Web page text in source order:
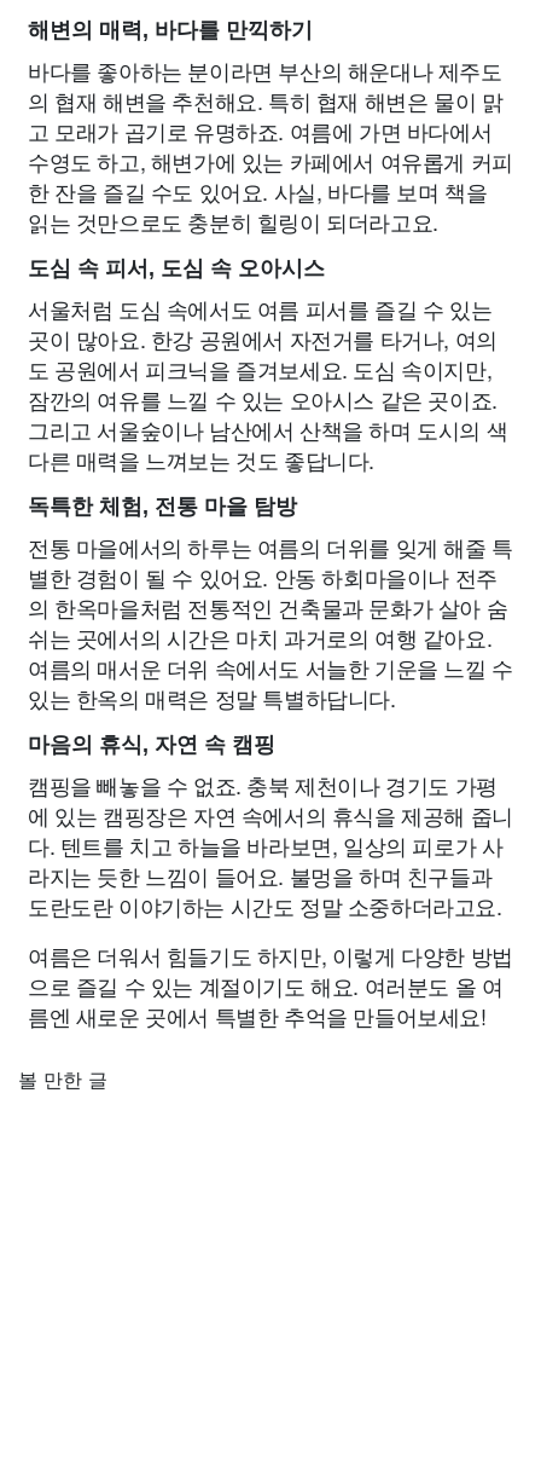
해변의 매력, 바다를 만끽하기
바다를 좋아하는 분이라면 부산의 해운대나 제주도
의 협재 해변을 추천해요. 특히 협재 해변은 물이 맑
고 모래가 곱기로 유명하죠. 여름에 가면 바다에서
수영도 하고, 해변가에 있는 카페에서 여유롭게 커피
한 잔을 즐길 수도 있어요. 사실, 바다를 보며 책을
읽는 것만으로도 충분히 힐링이 되더라고요.
도심 속 피서, 도심 속 오아시스
서울처럼 도심 속에서도 여름 피서를 즐길 수 있는
곳이 많아요. 한강 공원에서 자전거를 타거나, 여의
도 공원에서 피크닉을 즐겨보세요. 도심 속이지만,
잠깐의 여유를 느낄 수 있는 오아시스 같은 곳이죠.
그리고 서울숲이나 남산에서 산책을 하며 도시의 색
다른 매력을 느껴보는 것도 좋답니다.
독특한 체험, 전통 마을 탐방
전통 마을에서의 하루는 여름의 더위를 잊게 해줄 특
별한 경험이 될 수 있어요. 안동 하회마을이나 전주
의 한옥마을처럼 전통적인 건축물과 문화가 살아 숨
쉬는 곳에서의 시간은 마치 과거로의 여행 같아요.
여름의 매서운 더위 속에서도 서늘한 기운을 느낄 수
있는 한옥의 매력은 정말 특별하답니다.
마음의 휴식, 자연 속 캠핑
캠핑을 빼놓을 수 없죠. 충북 제천이나 경기도 가평
에 있는 캠핑장은 자연 속에서의 휴식을 제공해 줍니
다. 텐트를 치고 하늘을 바라보면, 일상의 피로가 사
라지는 듯한 느낌이 들어요. 불멍을 하며 친구들과
도란도란 이야기하는 시간도 정말 소중하더라고요.
여름은 더워서 힘들기도 하지만, 이렇게 다양한 방법
으로 즐길 수 있는 계절이기도 해요. 여러분도 올 여
름엔 새로운 곳에서 특별한 추억을 만들어보세요!
볼 만한 글